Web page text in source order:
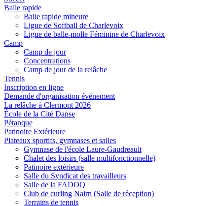
Balle rapide
Balle rapide mineure
Ligue de Softball de Charlevoix
Ligue de balle-molle Féminine de Charlevoix
Camp
Camp de jour
Concentrations
Camp de jour de la relâche
Tennis
Inscription en ligne
Demande d'organisation événement
La relâche à Clermont 2026
École de la Cité Danse
Pétanque
Patinoire Extérieure
Plateaux sportifs, gymnases et salles
Gymnase de l'école Laure-Gaudreault
Chalet des loisirs (salle multifonctionnelle)
Patinoire extérieure
Salle du Syndicat des travailleurs
Salle de la FADOQ
Club de curling Nairn (Salle de réception)
Terrains de tennis